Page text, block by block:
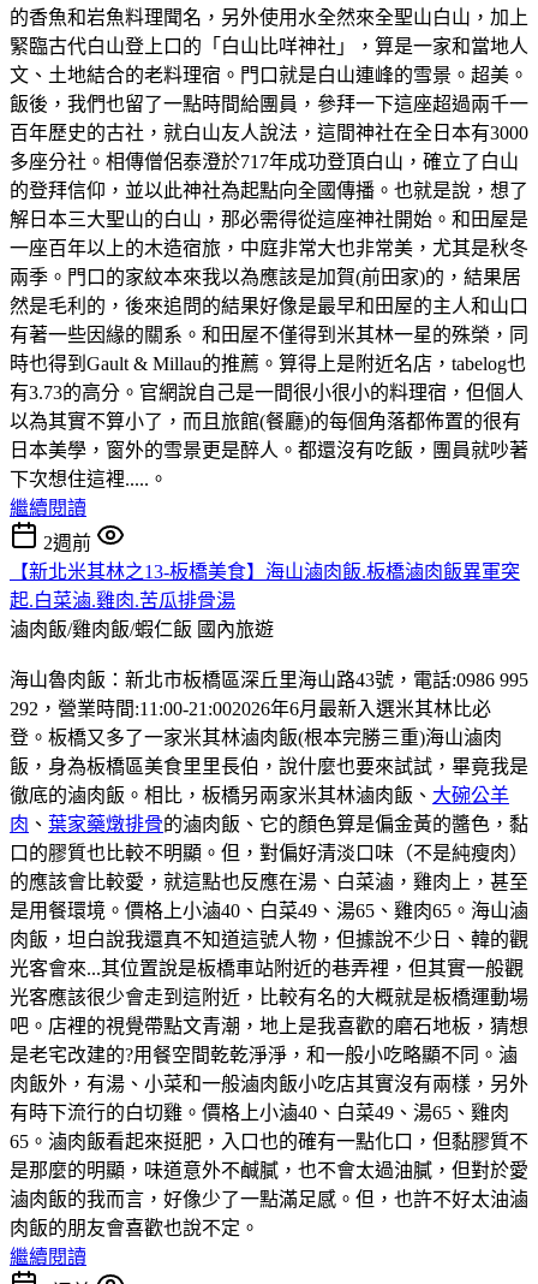
的香魚和岩魚料理聞名，另外使用水全然來全聖山白山，加上
緊臨古代白山登上口的「白山比咩神社」，算是一家和當地人
文、土地結合的老料理宿。門口就是白山連峰的雪景。超美。
飯後，我們也留了一點時間給團員，參拜一下這座超過兩千一
百年歷史的古社，就白山友人說法，這間神社在全日本有3000
多座分社。相傳僧侶泰澄於717年成功登頂白山，確立了白山
的登拜信仰，並以此神社為起點向全國傳播。也就是說，想了
解日本三大聖山的白山，那必需得從這座神社開始。和田屋是
一座百年以上的木造宿旅，中庭非常大也非常美，尤其是秋冬
兩季。門口的家紋本來我以為應該是加賀(前田家)的，結果居
然是毛利的，後來追問的結果好像是最早和田屋的主人和山口
有著一些因緣的關系。和田屋不僅得到米其林一星的殊榮，同
時也得到Gault & Millau的推薦。算得上是附近名店，tabelog也
有3.73的高分。官網說自己是一間很小很小的料理宿，但個人
以為其實不算小了，而且旅館(餐廳)的每個角落都佈置的很有
日本美學，窗外的雪景更是醉人。都還沒有吃飯，團員就吵著
下次想住這裡.....。
繼續閱讀
2週前
【新北米其林之13-板橋美食】海山滷肉飯.板橋滷肉飯異軍突
起.白菜滷.雞肉.苦瓜排骨湯
滷肉飯/雞肉飯/蝦仁飯 國內旅遊
海山魯肉飯：新北市板橋區深丘里海山路43號，電話:0986 995
292，營業時間:11:00-21:002026年6月最新入選米其林比必
登。板橋又多了一家米其林滷肉飯(根本完勝三重)海山滷肉
飯，身為板橋區美食里里長伯，說什麼也要來試試，畢竟我是
徹底的滷肉飯。相比，板橋另兩家米其林滷肉飯、 大碗公羊
肉 、 葉家藥燉排骨的滷肉飯、它的顏色算是偏金黃的醬色，黏
口的膠質也比較不明顯。但，對偏好清淡口味（不是純瘦肉）
的應該會比較愛，就這點也反應在湯、白菜滷，雞肉上，甚至
是用餐環境。價格上小滷40、白菜49、湯65、雞肉65。海山滷
肉飯，坦白說我還真不知道這號人物，但據說不少日、韓的觀
光客會來...其位置說是板橋車站附近的巷弄裡，但其實一般觀
光客應該很少會走到這附近，比較有名的大概就是板橋運動場
吧。店裡的視覺帶點文青潮，地上是我喜歡的磨石地板，猜想
是老宅改建的?用餐空間乾乾淨淨，和一般小吃略顯不同。滷
肉飯外，有湯、小菜和一般滷肉飯小吃店其實沒有兩樣，另外
有時下流行的白切雞。價格上小滷40、白菜49、湯65、雞肉
65。滷肉飯看起來挺肥，入口也的確有一點化口，但黏膠質不
是那麼的明顯，味道意外不鹹膩，也不會太過油膩，但對於愛
滷肉飯的我而言，好像少了一點滿足感。但，也許不好太油滷
肉飯的朋友會喜歡也說不定。
繼續閱讀